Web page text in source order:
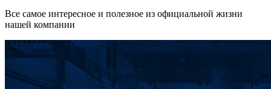
Все самое интересное и полезное из официальной жизни
нашей компании